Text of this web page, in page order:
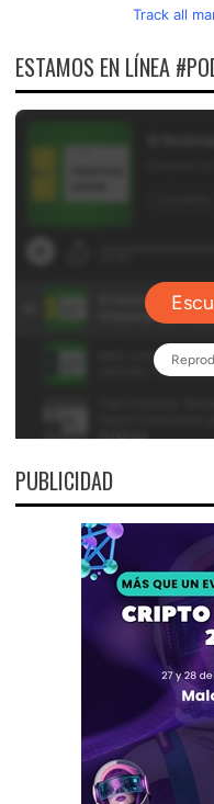
Track all
ESTAMOS EN LÍNEA
PUBLICIDAD